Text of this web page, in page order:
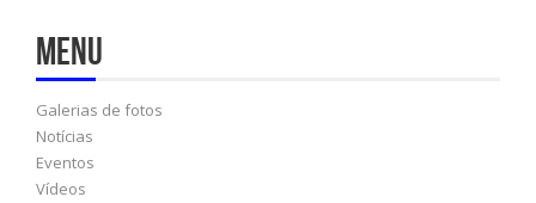
Menu
Galerias de fotos
Notícias
Eventos
Vídeos